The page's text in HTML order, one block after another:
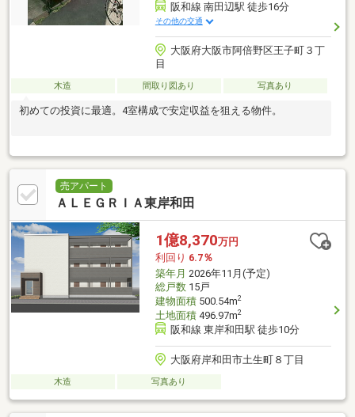
阪和線 南田辺駅 徒歩16分
その他の交通
大阪府大阪市阿倍野区王子町３丁
目
木造 間取り図あり 写真あり
初めての投資に最適。4室構成で安定収益を狙える物件。
売アパート
ＡＬＥＧＲＩＡ東岸和田
1億8,370万円
利回り 6.7％
築年月 2026年11月(予定)
総戸数15戸
建物面積500.54m2
土地面積496.97m2
阪和線 東岸和田駅 徒歩10分
大阪府岸和田市土生町８丁目
木造 写真あり